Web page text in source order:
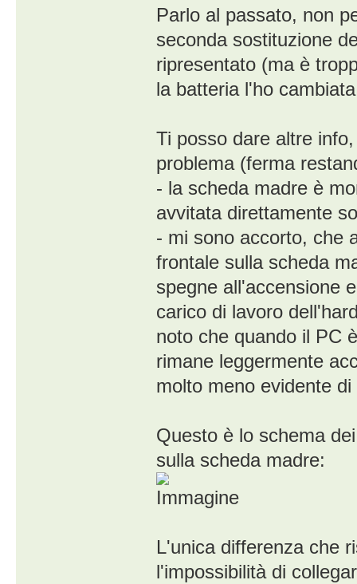
Parlo al passato, non
seconda sostituzione
ripresentato (ma è
la batteria l'ho
Ti posso dare altre
problema (ferma
- la scheda madre è
avvitata direttamente
- mi sono accorto, che
frontale sulla scheda
spegne all'accensione
carico di lavoro
noto che quando il PC
rimane leggermente
molto meno evidente
Questo è lo schema
sulla scheda madre:
L'unica differenza che
l'impossibilità di